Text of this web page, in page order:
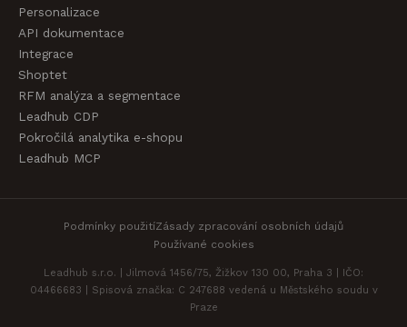
Personalizace
API dokumentace
Integrace
Shoptet
RFM analýza a segmentace
Leadhub CDP
Pokročilá analytika e-shopu
Leadhub MCP
Podmínky použitíZásady zpracování osobních údajů
Používané cookies
Leadhub s.r.o. | Jilmová 1456/75, Žižkov 130 00, Praha 3 | IČO:
04466683 | Spisová značka: C 247688 vedená u Městského soudu v
Praze